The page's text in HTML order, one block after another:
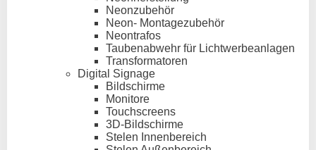
Neonzubehör
Neon- Montagezubehör
Neontrafos
Taubenabwehr für Lichtwerbeanlagen
Transformatoren
Digital Signage
Bildschirme
Monitore
Touchscreens
3D-Bildschirme
Stelen Innenbereich